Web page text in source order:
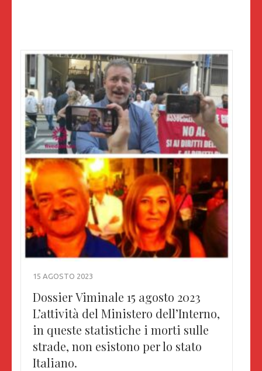
15 AGOSTO 2023
Dossier Viminale 15 agosto 2023
L’attività del Ministero dell’Interno,
in queste statistiche i morti sulle
strade, non esistono per lo stato
Italiano.